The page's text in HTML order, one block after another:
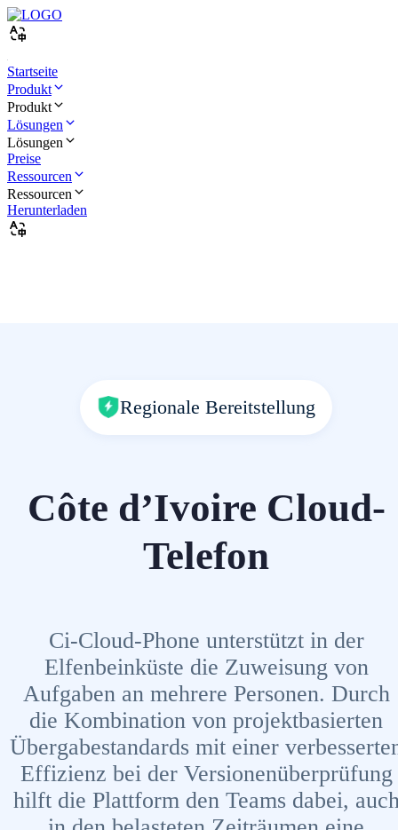
Startseite
Produkt
Produkt
Lösungen
Lösungen
Preise
Ressourcen
Ressourcen
Herunterladen
Regionale Bereitstellung
Côte d’Ivoire Cloud-
Telefon
Ci-Cloud-Phone unterstützt in der
Elfenbeinküste die Zuweisung von
Aufgaben an mehrere Personen. Durch
die Kombination von projektbasierten
Übergabestandards mit einer
Effizienz bei der Versionenüberprüfung
hilft die Plattform den Teams dabei,